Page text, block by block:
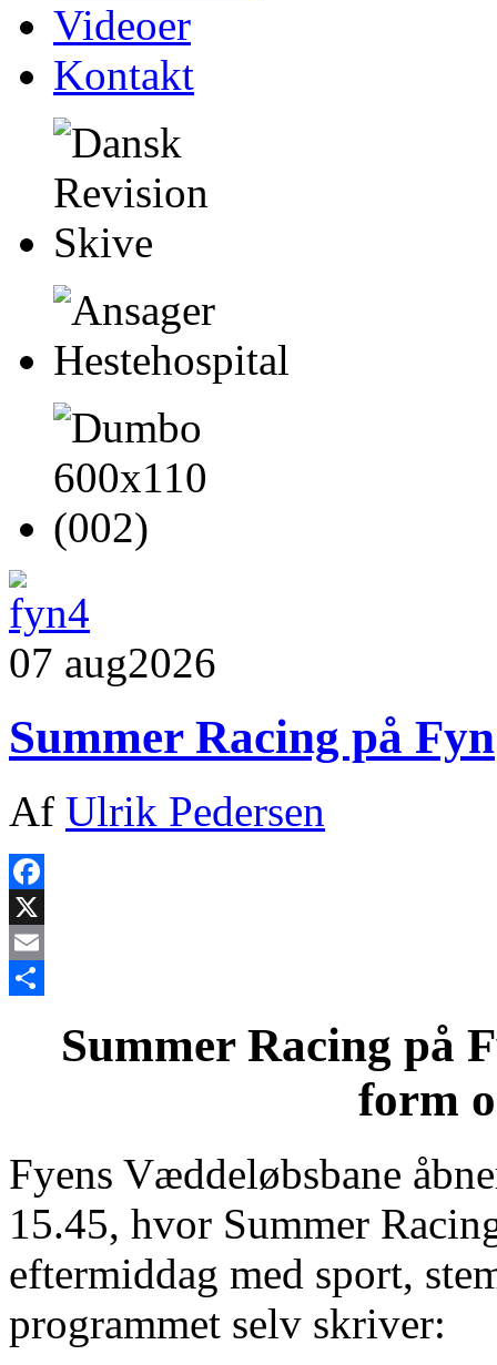
Videoer
Kontakt
07 aug2026
Summer Racing på Fyn
Af Ulrik Pedersen
Facebook
X
Email
Summer Racing på
form
Fyens Væddeløbsbane
15.45, hvor Summer
eftermiddag med sport,
programmet selv skriver: